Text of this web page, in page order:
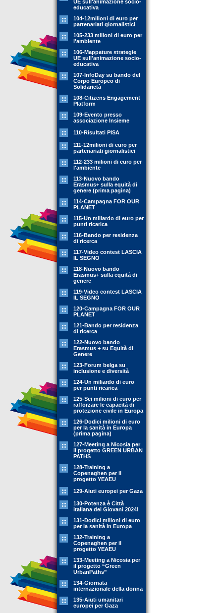
UE sull'animazione socio-
educativa
104-12milioni di euro per
partenariati giornalistici
105-233 milioni di euro per
l'ambiente
106-Mappature strategie
UE sull'animazione socio-
educativa
107-InfoDay su bando del
Corpo Europeo di
Solidarietà
108-Citizens Engagement
Platform
109-Evento presso
associazione Insieme
110-Risultati PISA
111-12milioni di euro per
partenariati giornalistici
112-233 milioni di euro per
l'ambiente
113-Nuovo bando
Erasmus+ sulla equità di
genere (prima pagina)
114-Campagna FOR OUR
PLANET
115-Un miliardo di euro per
punti ricarica
116-Bando per residenza
di ricerca
117-Video contest LASCIA
IL SEGNO
118-Nuovo bando
Erasmus+ sulla equità di
genere
119-Video contest LASCIA
IL SEGNO
120-Campagna FOR OUR
PLANET
121-Bando per residenza
di ricerca
122-Nuovo bando
Erasmus + su Equità di
Genere
123-Forum belga su
inclusione e diversità
124-Un miliardo di euro
per punti ricarica
125-Sei milioni di euro per
rafforzare le capacità di
protezione civile in Europa
126-Dodici milioni di euro
per la sanità in Europa
(prima pagina)
127-Meeting a Nicosia per
il progetto GREEN URBAN
PATHS
128-Training a
Copenaghen per il
progetto YEAEU
129-Aiuti europei per Gaza
130-Potenza è Città
italiana dei Giovani 2024!
131-Dodici milioni di euro
per la sanità in Europa
132-Training a
Copenaghen per il
progetto YEAEU
133-Meeting a Nicosia per
il progetto “Green
UrbanPaths”
134-Giornata
internazionale della donna
135-Aiuti umanitari
europei per Gaza